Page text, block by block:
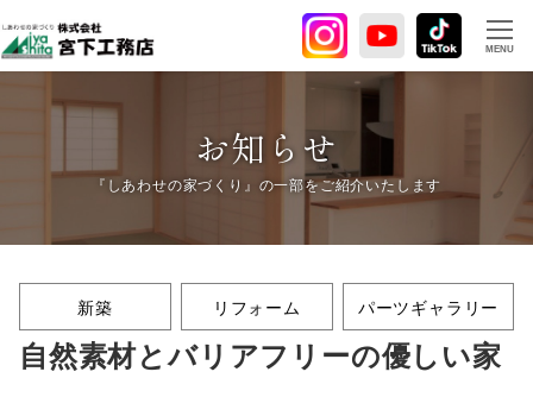
イ
ン
へ
MENU
お知らせ
新築 リフォーム パーツギャラリー
自然素材とバリアフリーの優しい家